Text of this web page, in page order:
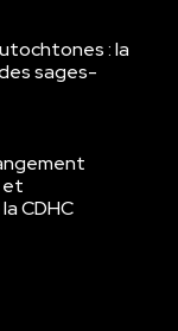
: la
sages-
et
CDHC